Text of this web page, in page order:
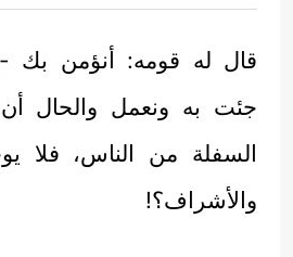
قال له قومه: أنؤمن بك -
جئت به ونعمل والحال أن
السفلة من الناس، فلا
والأشراف؟!